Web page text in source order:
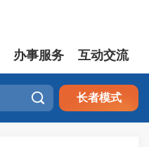
办事服务 互动交流
 长者模式